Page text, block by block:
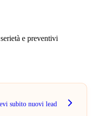
e preventivi
subito nuovi lead